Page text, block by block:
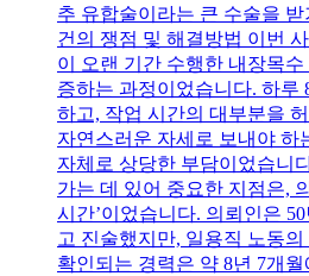
추 유합술이라는 큰 수술을
건의 쟁점 및 해결방법 이번
이 오랜 기간 수행한 내장목
증하는 과정이었습니다. 하루
하고, 작업 시간의 대부분을
자연스러운 자세로 보내야 하
자체로 상당한 부담이었습니
가는 데 있어 중요한 지점은,
시간’이었습니다. 의뢰인은
고 진술했지만, 일용직 노동
확인되는 경력은 약 8년 7개